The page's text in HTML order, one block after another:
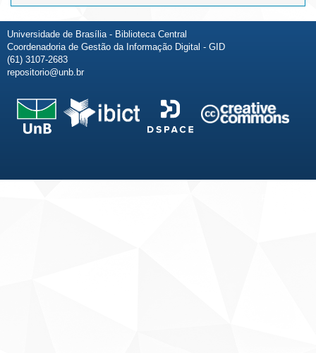
Universidade de Brasília - Biblioteca Central
Coordenadoria de Gestão da Informação Digital - GID
(61) 3107-2683
repositorio@unb.br